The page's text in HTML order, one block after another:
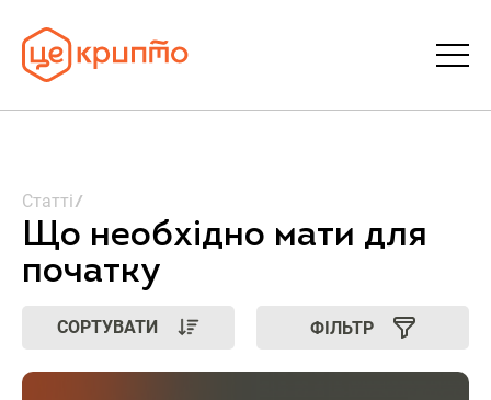
Статті
Що необхідно мати для
початку
СОРТУВАТИ ФІЛЬТР